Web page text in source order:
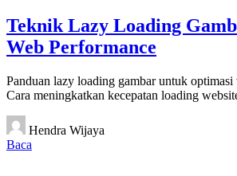
Teknik Lazy Loading
Web Performance
Panduan lazy loading gambar untuk optimasi
Cara meningkatkan kecepatan loading
Hendra Wijaya
Baca